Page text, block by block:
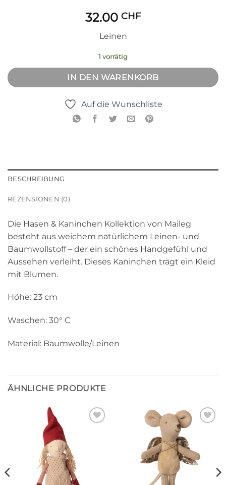
32.00 CHF
Leinen
1 vorrätig
IN DEN WARENKORB
Auf die Wunschliste
BESCHREIBUNG
REZENSIONEN (0)
Die Hasen & Kaninchen Kollektion von Maileg
besteht aus weichem natürlichem Leinen- und
Baumwollstoff – der ein schönes Handgefühl und
Aussehen verleiht. Dieses Kaninchen trägt ein Kleid
mit Blumen.
Höhe: 23 cm
Waschen: 30° C
Material: Baumwolle/Leinen
ÄHNLICHE PRODUKTE
Auf die
Wunschliste